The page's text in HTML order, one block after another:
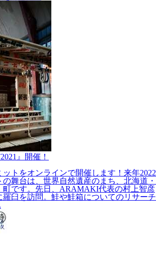
』開催！
トをオンラインで開催します！来年2022
舞台は、世界自然遺産のまち、北海道・
町です。先日、ARAMAKI代表の村上智彦
臼を訪問。鮭や鮭箱についてのリサーチ